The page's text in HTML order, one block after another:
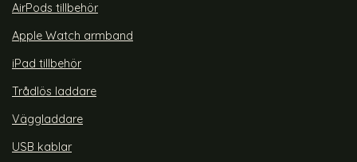
AirPods tillbehör
Apple Watch armband
iPad tillbehör
Trådlös laddare
Väggladdare
USB kablar